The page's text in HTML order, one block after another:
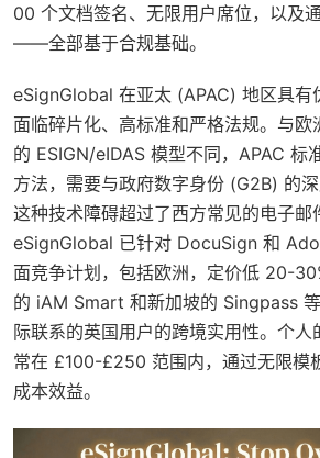
00 个文档签名、无限用户席位，以及
——全部基于合规基础。
eSignGlobal 在亚太 (APAC) 地区具有
面临碎片化、高标准和严格法规。与欧
的 ESIGN/eIDAS 模型不同，APAC 标
方法，需要与政府数字身份 (G2B) 的深
这种技术障碍超过了西方常见的电子邮
eSignGlobal 已针对 DocuSign 和
面竞争计划，包括欧洲，定价低 20-
的 iAM Smart 和新加坡的 Singpass
际联系的英国用户的跨境实用性。个人
常在 £100-£250 范围内，通过无限模
成本效益。